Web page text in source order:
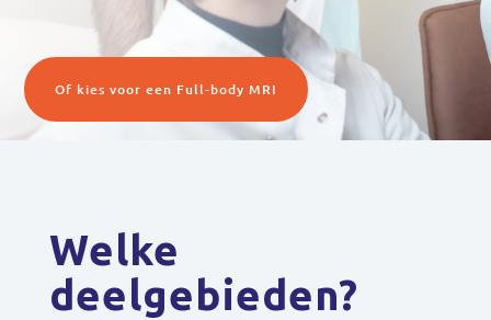
Of kies voor een Full-body MRI
Welke
deelgebieden?